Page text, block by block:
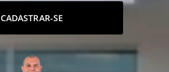
CADASTRAR-SE